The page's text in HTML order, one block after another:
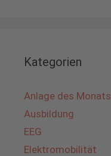
Kategorien
Anlage des Monats
Ausbildung
EEG
Elektromobilität